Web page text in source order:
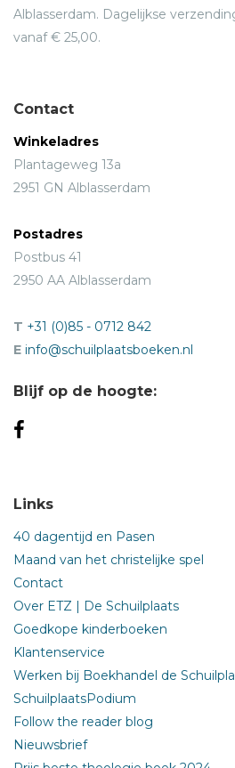
Alblasserdam. Dagelijkse
vanaf € 25,00.
Contact
Winkeladres
Plantageweg 13a
2951 GN Alblasserdam
Postadres
Postbus 41
2950 AA Alblasserdam
T +31 (0)85 - 0712 842
E info@schuilplaatsboeken.nl
Blijf op de hoogte:
Links
40 dagentijd en Pasen
Maand van het christelijke spel
Contact
Over ETZ | De Schuilplaats
Goedkope kinderboeken
Klantenservice
Werken bij Boekhandel de
SchuilplaatsPodium
Follow the reader blog
Nieuwsbrief